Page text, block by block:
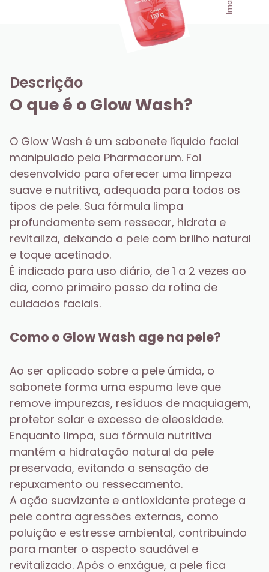
Descrição
O que é o Glow Wash?
O Glow Wash é um sabonete líquido facial
manipulado pela Pharmacorum. Foi
desenvolvido para oferecer uma limpeza
suave e nutritiva, adequada para todos os
tipos de pele. Sua fórmula limpa
profundamente sem ressecar, hidrata e
revitaliza, deixando a pele com brilho natural
e toque acetinado.
É indicado para uso diário, de 1 a 2 vezes ao
dia, como primeiro passo da rotina de
cuidados faciais.
Como o Glow Wash age na pele?
Ao ser aplicado sobre a pele úmida, o
sabonete forma uma espuma leve que
remove impurezas, resíduos de maquiagem,
protetor solar e excesso de oleosidade.
Enquanto limpa, sua fórmula nutritiva
mantém a hidratação natural da pele
preservada, evitando a sensação de
repuxamento ou ressecamento.
A ação suavizante e antioxidante protege a
pele contra agressões externas, como
poluição e estresse ambiental, contribuindo
para manter o aspecto saudável e
revitalizado. Após o enxágue, a pele fica